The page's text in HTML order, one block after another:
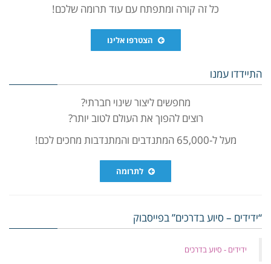
כל זה קורה ומתפתח עם עוד תרומה שלכם!
הצטרפו אלינו
התיידדו עמנו
מחפשים ליצור שינוי חברתי?
רוצים להפוך את העולם לטוב יותר?
מעל ל-65,000 המתנדבים והמתנדבות מחכים לכם!
לתרומה
“ידידים – סיוע בדרכים” בפייסבוק
‏ידידים - סיוע בדרכים